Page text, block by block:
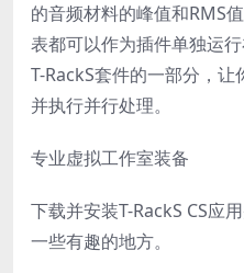
的音频材料的峰值和RMS
表都可以作为插件单独运
T-RackS套件的一部分，
并执行并行处理。
专业虚拟工作室装备
下载并安装T-RackS CS应
一些有趣的地方。